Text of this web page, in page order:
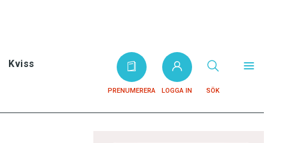
Kviss
PRENUMERERA LOGGA IN SÖK